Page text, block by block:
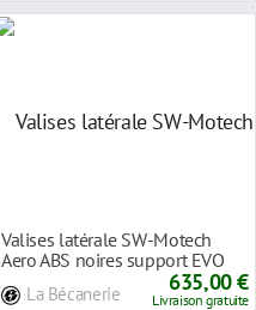
Valises latérale SW-Motech
Aero ABS noires support EVO
La Bécanerie 635,00 €
Livraison gratuite